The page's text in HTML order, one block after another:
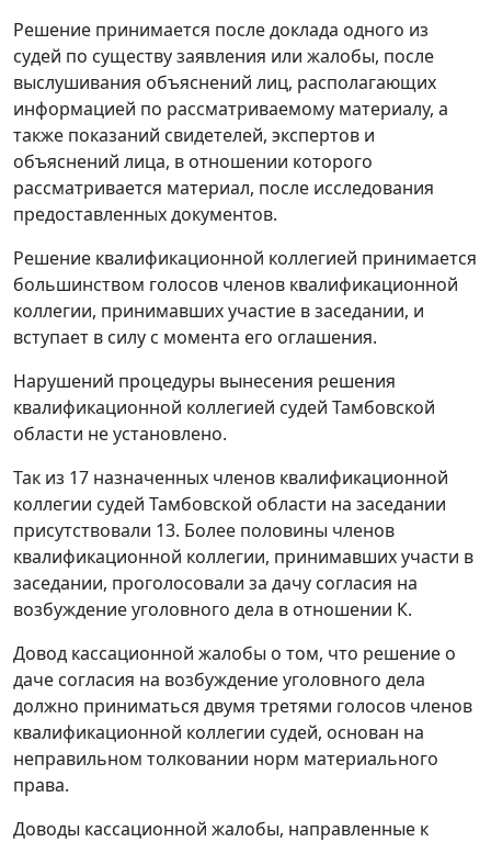
Решение принимается после доклада одного из
судей по существу заявления или жалобы, после
выслушивания объяснений лиц, располагающих
информацией по рассматриваемому материалу, а
также показаний свидетелей, экспертов и
объяснений лица, в отношении которого
рассматривается материал, после исследования
предоставленных документов.
Решение квалификационной коллегией принимается
большинством голосов членов квалификационной
коллегии, принимавших участие в заседании, и
вступает в силу с момента его оглашения.
Нарушений процедуры вынесения решения
квалификационной коллегией судей Тамбовской
области не установлено.
Так из 17 назначенных членов квалификационной
коллегии судей Тамбовской области на заседании
присутствовали 13. Более половины членов
квалификационной коллегии, принимавших участи в
заседании, проголосовали за дачу согласия на
возбуждение уголовного дела в отношении К.
Довод кассационной жалобы о том, что решение о
даче согласия на возбуждение уголовного дела
должно приниматься двумя третями голосов членов
квалификационной коллегии судей, основан на
неправильном толковании норм материального
права.
Доводы кассационной жалобы, направленные к